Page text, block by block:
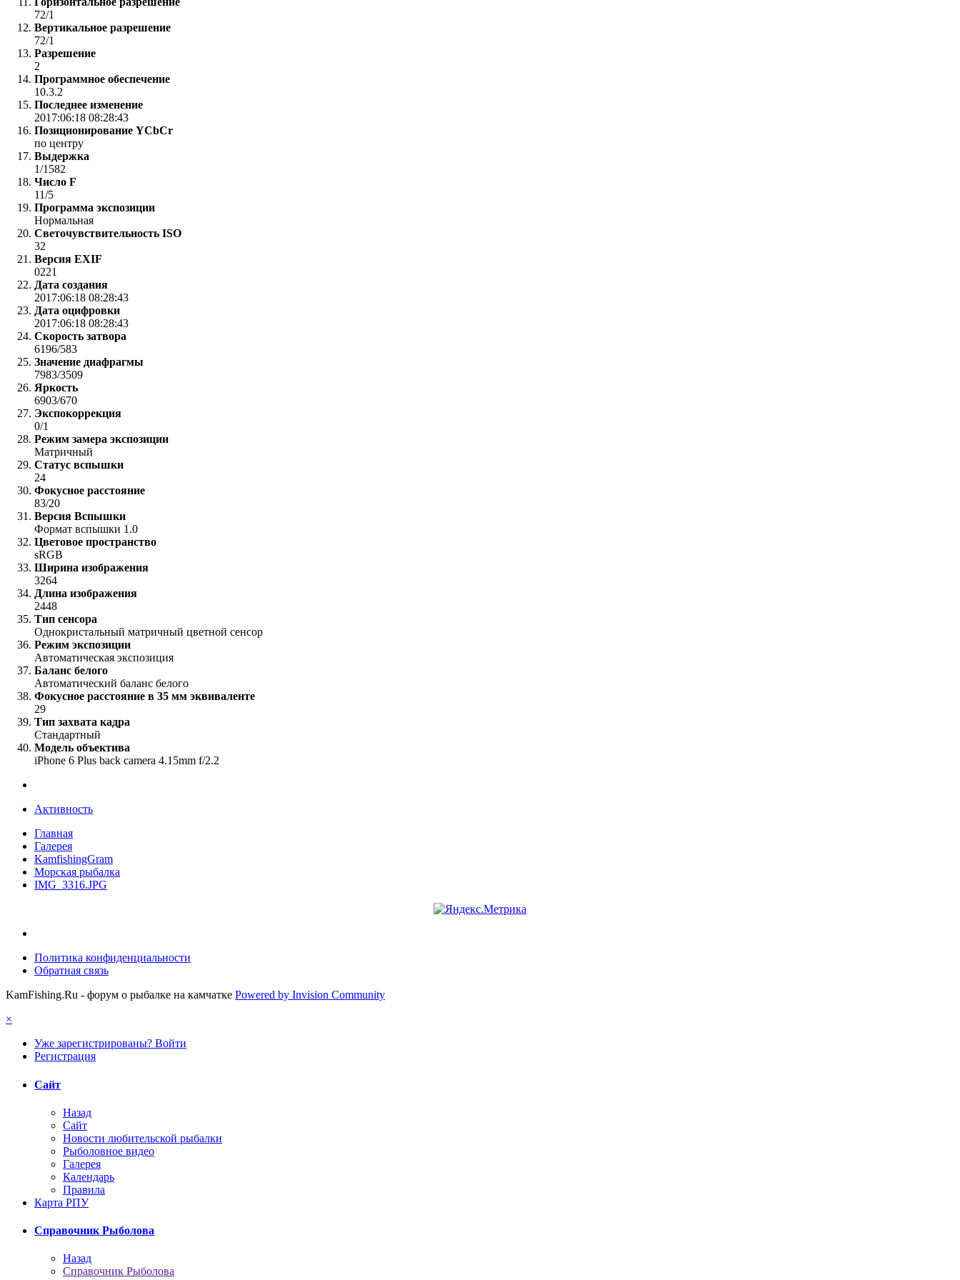
72/1
Вертикальное разрешение
72/1
Разрешение
2
Программное обеспечение
10.3.2
Последнее изменение
2017:06:18 08:28:43
Позиционирование YCbCr
по центру
Выдержка
1/1582
Число F
11/5
Программа экспозиции
Нормальная
Светочувствительность ISO
32
Версия EXIF
0221
Дата создания
2017:06:18 08:28:43
Дата оцифровки
2017:06:18 08:28:43
Скорость затвора
6196/583
Значение диафрагмы
7983/3509
Яркость
6903/670
Экспокоррекция
0/1
Режим замера экспозиции
Матричный
Статус вспышки
24
Фокусное расстояние
83/20
Версия Вспышки
Формат вспышки 1.0
Цветовое пространство
sRGB
Ширина изображения
3264
Длина изображения
2448
Тип сенсора
Однокристальный матричный цветной сенсор
Режим экспозиции
Автоматическая экспозиция
Баланс белого
Автоматический баланс белого
Фокусное расстояние в 35 мм эквиваленте
29
Тип захвата кадра
Стандартный
Модель объектива
iPhone 6 Plus back camera 4.15mm f/2.2
Активность
Главная
Галерея
KamfishingGram
Морская рыбалка
IMG_3316.JPG
Политика конфиденциальности
Обратная связь
KamFishing.Ru - форум о рыбалке на камчатке Powered by Invision Community
×
Уже зарегистрированы? Войти
Регистрация
Сайт
Назад
Сайт
Новости любительской рыбалки
Рыболовное видео
Галерея
Календарь
Правила
Карта РПУ
Справочник Рыболова
Назад
Справочник Рыболова